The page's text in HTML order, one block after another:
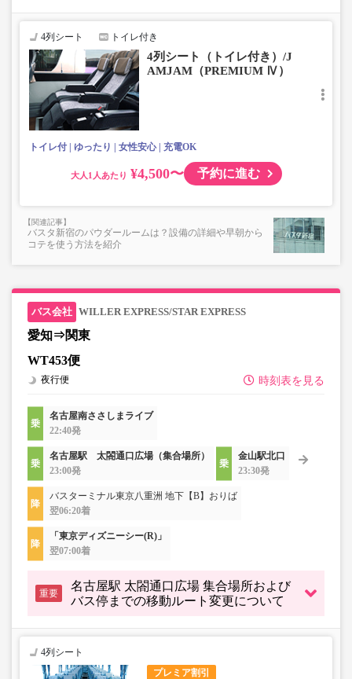
■トランクにてお預かりできる荷物
・3辺合計160cm以内、かつ10kg以下のものをおひとり様1
■お預かりできない荷物（貴重品以外は車内持ち込みも不
可）
楽器・自転車（折りたたみ含む）・ボード等の大きな荷
物、壊れ物、危険物、貴重品、ペット、
上記「トランクにてお預かりできる荷物」の条件を満たさ
4列シート トイレ付き
4列シート（トイレ付き）/J
AMJAM（PREMIUM Ⅳ）
トイレ付 ゆったり 女性安心 充電OK
大人 ¥4,500〜 予約に進む
バスタ新宿のパウダールームは？設備の詳細や早朝から
コテを使う方法を紹介
WILLER EXPRESS/STAR EXPRESS
愛知⇒関東
WT453便
時刻表を見る
夜行便
名古屋南ささしまライブ
22:40発
名古屋駅 太閤通口広場（集合場所）
23:00発
金山駅北口
23:30発
バスターミナル東京八重洲 地下【B】おりば
翌06:20着
「東京ディズニーシー(R)」
翌07:00着
重要
名古屋駅 太閤通口広場 集合場所および
バス停までの移動ルート変更について
プレミア割引
4列シート